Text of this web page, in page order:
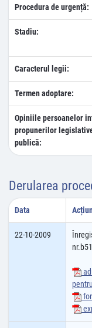
Procedura de urgență:
Stadiu:
Caracterul legii:
Termen adoptare:
Opiniile persoanelor
propunerilor
publică:
Derularea
Data
22-10-2009